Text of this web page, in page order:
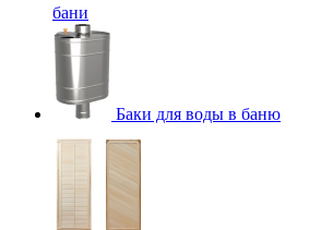
бани
Баки для воды в баню